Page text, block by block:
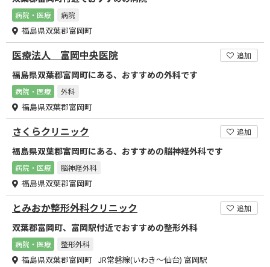
病院・医療 病院
福島県双葉郡富岡町
医療法人 富岡中央医院 追加
福島県双葉郡富岡町にある、おすすめの外科です
病院・医療 外科
福島県双葉郡富岡町
さくらクリニック 追加
福島県双葉郡富岡町にある、おすすめの脳神経外科です
病院・医療 脳神経外科
福島県双葉郡富岡町
とみおか整形外科クリニック 追加
双葉郡富岡町、富岡駅付近でおすすめの整形外科
病院・医療 整形外科
福島県双葉郡富岡町 JR常磐線(いわき～仙台) 富岡駅